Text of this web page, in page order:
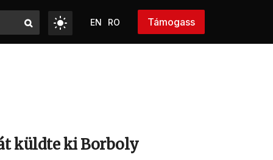
EN RO Támogass
küldte ki Borboly